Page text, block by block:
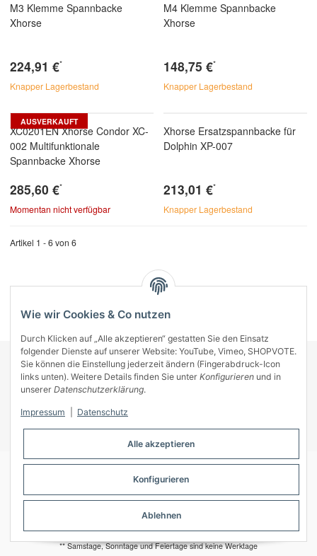
M3 Klemme Spannbacke
Xhorse
224,91 €*
Knapper Lagerbestand
M4 Klemme Spannbacke
Xhorse
148,75 €*
Knapper Lagerbestand
AUSVERKAUFT
XC0201EN Xhorse Condor XC-
002 Multifunktionale
Spannbacke Xhorse
285,60 €*
Momentan nicht verfügbar
Xhorse Ersatzspannbacke für
Dolphin XP-007
213,01 €*
Knapper Lagerbestand
Artikel 1 - 6 von 6
KONTAKT
INFORMATIONEN
ZAHLUNGSARTEN
© A-Key
* Alle Preise inkl. gesetzlicher USt., zzgl.Versand
** Samstage, Sonntage und Feiertage sind keine Werktage
Wie wir Cookies & Co nutzen
Durch Klicken auf „Alle akzeptieren“ gestatten Sie den Einsatz
folgender Dienste auf unserer Website: YouTube, Vimeo, SHOPVOTE.
Sie können die Einstellung jederzeit ändern (Fingerabdruck-Icon
links unten). Weitere Details finden Sie unter Konfigurieren und in
unserer Datenschutzerklärung.
Impressum Datenschutz
Alle akzeptieren
Konfigurieren
Ablehnen